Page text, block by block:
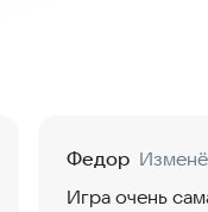
Федор
Игра очень